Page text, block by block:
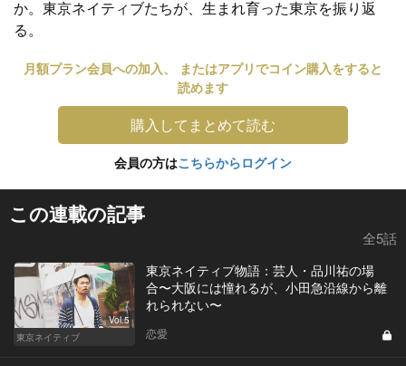
か。東京ネイティブたちが、生まれ育った東京を振り返
る。
月額プラン会員への加入、 またはアプリでコイン購入をすると
読めます
購入してまとめて読む
会員の方はこちらからログイン
この連載の記事
全5話
Vol.5
東京ネイティブ
東京ネイティブ物語：芸人・品川祐の場
合〜大阪には憧れるが、小田急沿線から離
れられない〜
恋愛